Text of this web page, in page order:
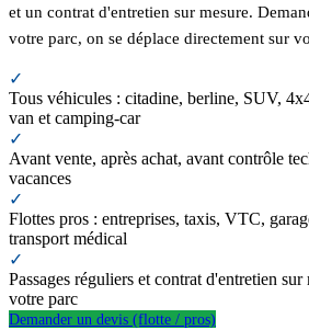
et un contrat d'entretien sur mesure.
votre parc, on se déplace directement sur
✓
Tous véhicules : citadine, berline, SUV,
van et camping-car
✓
Avant vente, après achat, avant contrôle
vacances
✓
Flottes pros : entreprises, taxis, VTC,
transport médical
✓
Passages réguliers et contrat d'entretien
votre parc
Demander un devis (flotte / pros)